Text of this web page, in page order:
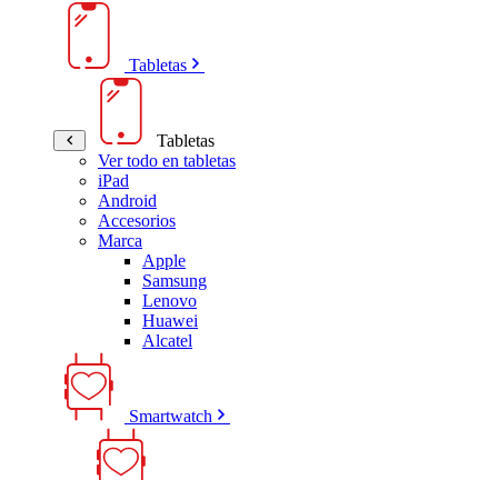
Tabletas
Tabletas
Ver todo en tabletas
iPad
Android
Accesorios
Marca
Apple
Samsung
Lenovo
Huawei
Alcatel
Smartwatch